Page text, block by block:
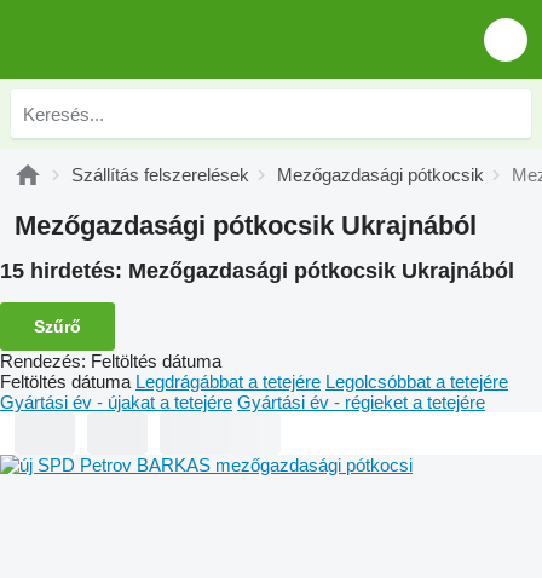
Szállítás felszerelések Mezőgazdasági pótkocsik
Mezőgazdasági pótkocsik Ukrajnából
15 hirdetés: Mezőgazdasági pótkocsik Ukrajnából
Szűrő
Rendezés: Feltöltés dátuma
Feltöltés dátuma Legdrágábbat a tetejére Legolcsóbbat a tetejére
Gyártási év - újakat a tetejére Gyártási év - régieket a tetejére